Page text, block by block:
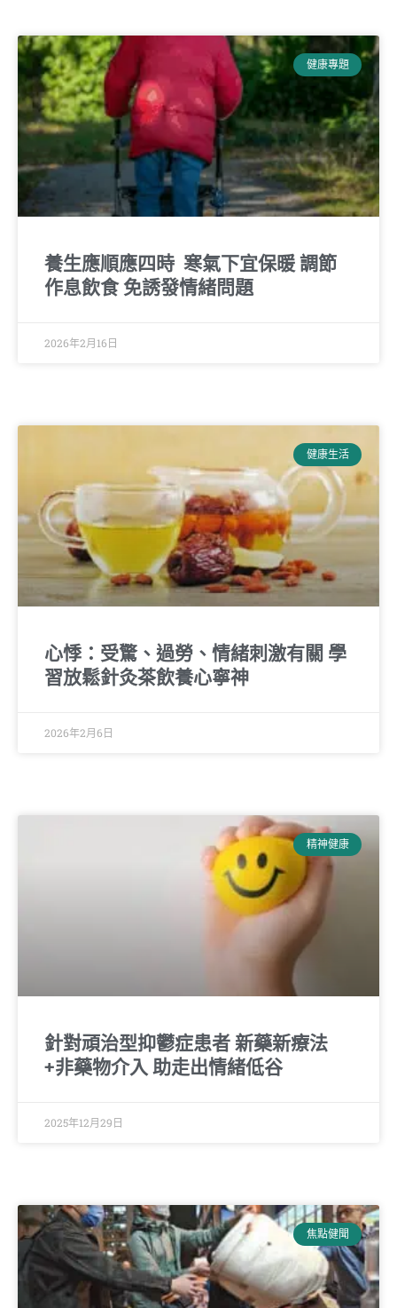
健康專題
養生應順應四時 寒氣下宜保暖 調節
作息飲食 免誘發情緒問題
2026年2月16日
健康生活
心悸：受驚、過勞、情緒刺激有關 學
習放鬆針灸茶飲養心寧神
2026年2月6日
精神健康
針對頑治型抑鬱症患者 新藥新療法
+非藥物介入 助走出情緒低谷
2025年12月29日
焦點健聞